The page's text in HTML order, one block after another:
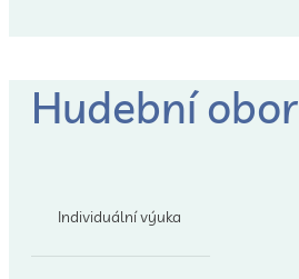
Hudební obor
Individuální výuka